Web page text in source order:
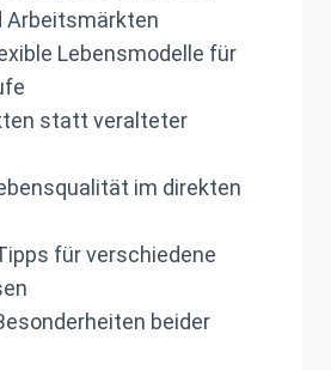
Arbeitsmärkten
Lebensmodelle für
statt veralteter
im direkten
für verschiedene
beider